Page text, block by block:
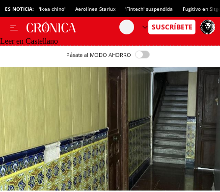
ES NOTICIA: 'Ikea chino' Aerolínea Starlux 'Fintech' suspendida Fugitivo en
Leer en Castellano
Pásate al MODO AHORRO